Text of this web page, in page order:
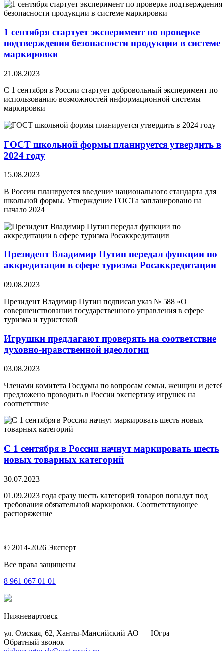
1 сентября стартует эксперимент по проверке
подтверждения безопасности продукции в системе
маркировки
21.08.2023
С 1 сентября в России стартует добровольный эксперимент по
использованию возможностей информационной системы
маркировки
ГОСТ школьной формы планируется утвердить в
2024 году
15.08.2023
В России планируется введение национального стандарта для
школьной формы. Утверждение ГОСТа запланировано на
начало 2024
Президент Владимир Путин передал функции по
аккредитации в сфере туризма Росаккредитации
09.08.2023
Президент Владимир Путин подписал указ № 588 «О
совершенствовании государственного управления в сфере
туризма и туристской
Игрушки предлагают проверять на соответствие
духовно-нравственной идеологии
03.08.2023
Членами комитета Госдумы по вопросам семьи, женщин и
предложено проводить в России экспертизу игрушек на
соответствие
С 1 сентября в России начнут маркировать шесть
новых товарных категорий
30.07.2023
01.09.2023 года сразу шесть категорий товаров попадут под
требования обязательной маркировки. Соответствующее
распоряжение
© 2014-2026 Эксперт
Все права защищены
8 961 067 01 01
Нижневартовск
ул. Омская, 62, Ханты-Мансийский АО — Югра
Обратный звонок